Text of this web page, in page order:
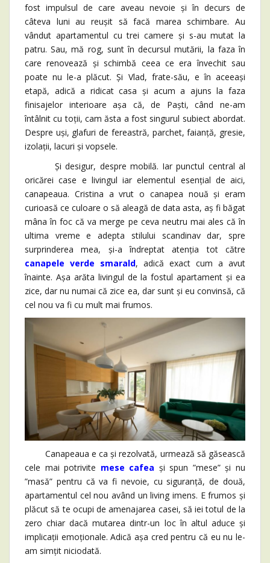
fost impulsul de care aveau nevoie și în decurs de
câteva luni au reușit să facă marea schimbare. Au
vândut apartamentul cu trei camere și s-au mutat la
patru. Sau, mă rog, sunt în decursul mutării, la faza în
care renovează și schimbă ceea ce era învechit sau
poate nu le-a plăcut. Și Vlad, frate-său, e în aceeași
etapă, adică a ridicat casa și acum a ajuns la faza
finisajelor interioare așa că, de Paști, când ne-am
întâlnit cu toții, cam ăsta a fost singurul subiect abordat.
Despre uși, glafuri de fereastră, parchet, faianță, gresie,
izolații, lacuri și vopsele.
Și desigur, despre mobilă. Iar punctul central al
oricărei case e livingul iar elementul esențial de aici,
canapeaua. Cristina a vrut o canapea nouă și eram
curioasă ce culoare o să aleagă de data asta, aș fi băgat
mâna în foc că va merge pe ceva neutru mai ales că în
ultima vreme e adepta stilului scandinav dar, spre
surprinderea mea, și-a îndreptat atenția tot către
canapele verde smarald, adică exact cum a avut
înainte. Așa arăta livingul de la fostul apartament și ea
zice, dar nu numai că zice ea, dar sunt și eu convinsă, că
cel nou va fi cu mult mai frumos.
Canapeaua e ca și rezolvată, urmează să găsească
cele mai potrivite mese cafea și spun ”mese” și nu
”masă” pentru că va fi nevoie, cu siguranță, de două,
apartamentul cel nou având un living imens. E frumos și
plăcut să te ocupi de amenajarea casei, să iei totul de la
zero chiar dacă mutarea dintr-un loc în altul aduce și
implicații emoționale. Adică așa cred pentru că eu nu le-
am simțit niciodată.